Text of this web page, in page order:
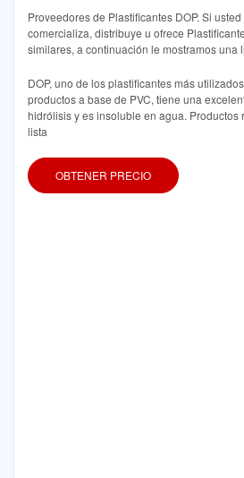
Proveedores de Plastificantes DOP. Si
comercializa, distribuye u ofrece
similares, a continuación le mostramos una
DOP, uno de los plastificantes más
productos a base de PVC, tiene una
hidrólisis y es insoluble en agua. Productos
lista
OBTENER PRECIO